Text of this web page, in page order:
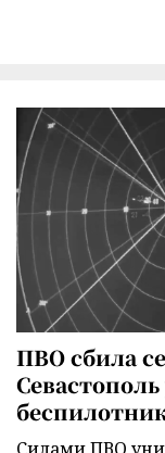
ПВО сбила